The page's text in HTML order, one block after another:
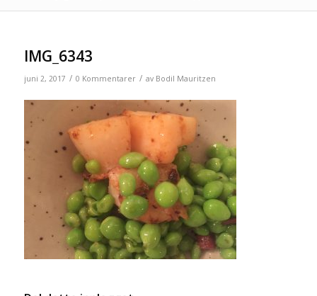
IMG_6343
juni 2, 2017 / 0 Kommentarer / av Bodil Mauritzen